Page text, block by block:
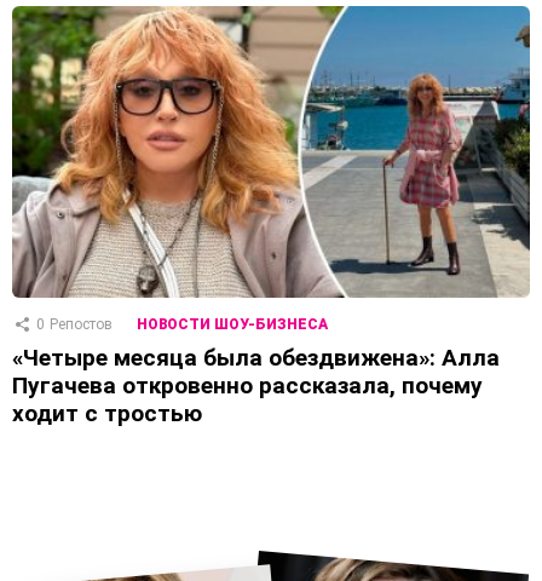
0 Репостов НОВОСТИ ШОУ-БИЗНЕСА
«Четыре месяца была обездвижена»: Алла
Пугачева откровенно рассказала, почему
ходит с тростью